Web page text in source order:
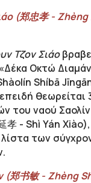
(郑忠孝- Zhèng
ΤζονΣιάο
Δέκα Οκτώ
Shíbā
θεωρείται
του ναού Σαολίν
孝 - Shì Yán Xiào
των
.
(郑书敏- Zhèng